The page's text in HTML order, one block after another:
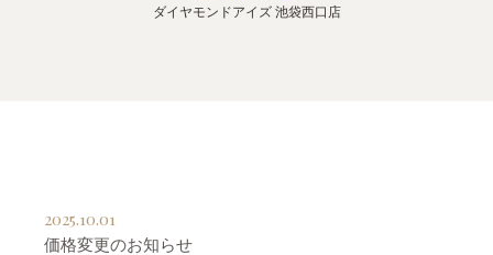
ダイヤモンドアイズ 池袋西口店
2025.10.01
価格変更のお知らせ